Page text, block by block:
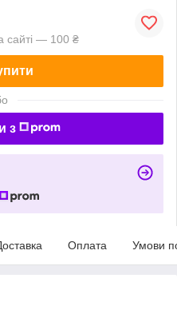
сайті — 100 ₴
з
Оплата Умови